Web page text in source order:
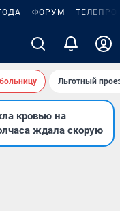
ФОРУМ
Льготный
кровью на
ждала скорую